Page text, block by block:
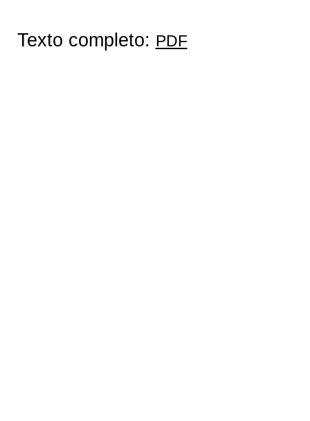
Texto completo: PDF